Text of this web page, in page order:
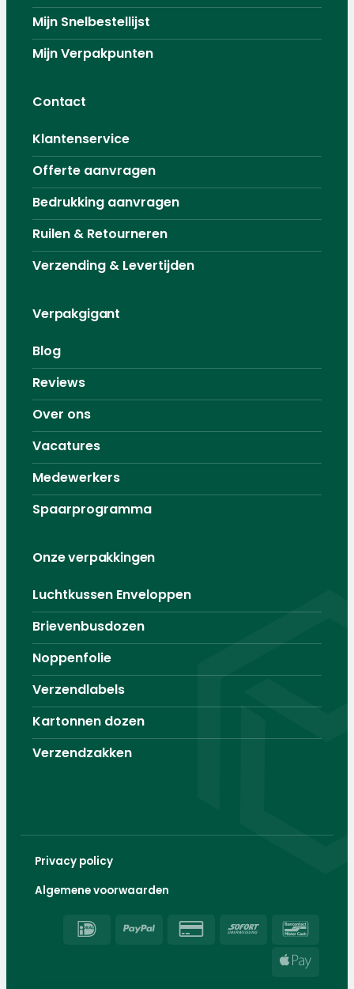
Mijn Snelbestellijst
Mijn Verpakpunten
Contact
Klantenservice
Offerte aanvragen
Bedrukking aanvragen
Ruilen & Retourneren
Verzending & Levertijden
Verpakgigant
Blog
Reviews
Over ons
Vacatures
Medewerkers
Spaarprogramma
Onze verpakkingen
Luchtkussen Enveloppen
Brievenbusdozen
Noppenfolie
Verzendlabels
Kartonnen dozen
Verzendzakken
Privacy policy
Algemene voorwaarden
IDeal PayPal
Credit
Sofort